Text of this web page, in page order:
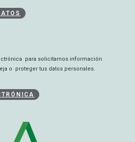
para solicitarnos información
o proteger tus datos personales.